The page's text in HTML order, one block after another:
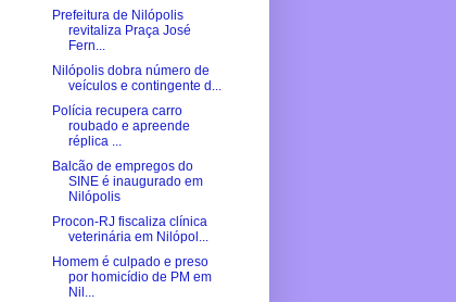
Prefeitura de Nilópolis
revitaliza Praça José
Fern...
Nilópolis dobra número de
veículos e contingente d...
Polícia recupera carro
roubado e apreende
réplica ...
Balcão de empregos do
SINE é inaugurado em
Nilópolis
Procon-RJ fiscaliza clínica
veterinária em Nilópol...
Homem é culpado e preso
por homicídio de PM em
Nil...